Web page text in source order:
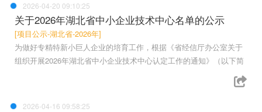
2026-04-20 09:10:25
关于2026年湖北省中小企业技术中心名单的公示
[项目公示-湖北省-2026年]
为做好专精特新小巨人企业的培育工作，根据《省经信厅办公室关于
组织开展2026年湖北省中小企业技术中心认定工作的通知》（以下简
2026-04-16 09:58:25